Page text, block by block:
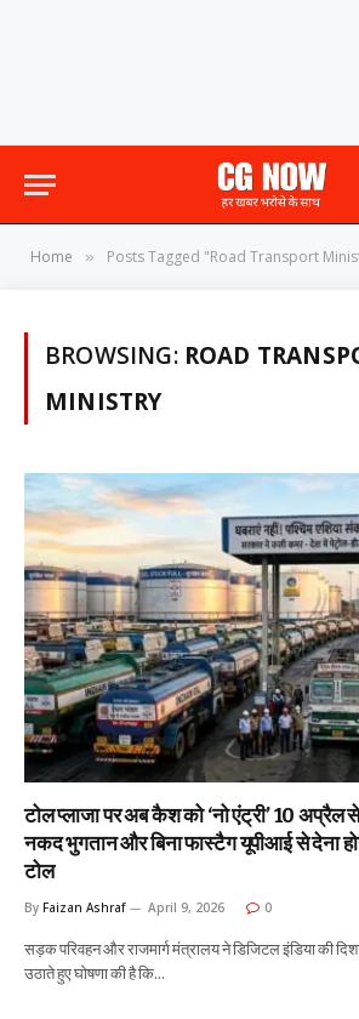
Home » Posts Tagged "Road Transport
BROWSING: ROAD
MINISTRY
टोल प्लाजा पर अब कैश को ‘नो एंट्री’ 10 अप्रैल
नकद भुगतान और बिना फास्टैग यूपीआई से देना
टोल
By Faizan Ashraf April 9, 2026 0
सड़क परिवहन और राजमार्ग मंत्रालय ने डिजिटल इंडिया की
उठाते हुए घोषणा की है कि…